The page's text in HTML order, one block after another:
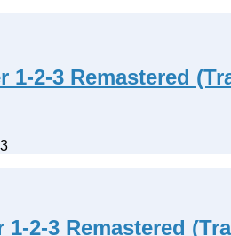
1-2-3 Remastered
1-2-3 Remastered